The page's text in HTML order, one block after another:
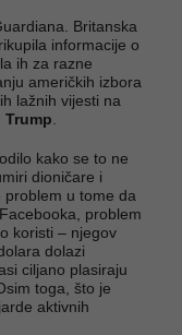
Britanska
informacije o
ih za razne
američkih izbora
lažnih vijesti na
Trump
kako se to ne
dioničare i
problem u tome da
problem
koristi – njegov
dolazi
ciljano plasiraju
toga, što je
aktivnih